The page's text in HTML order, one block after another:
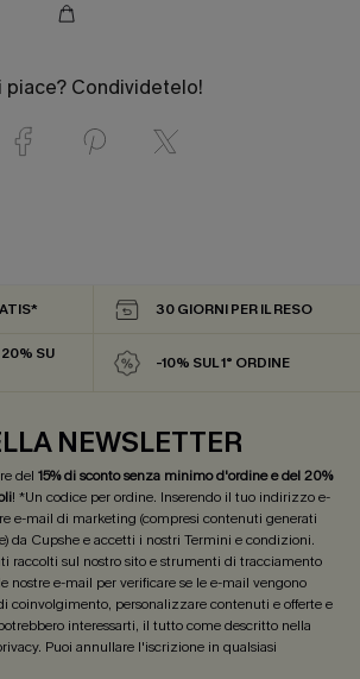
piace? Condividetelo!
30 GIORNI PER IL RESO
20% SU
-10% SUL 1° ORDINE
NEWSLETTER
del 15% di sconto senza minimo d'ordine e del 20%
! *Un codice per ordine. Inserendo il tuo indirizzo e-
e-mail di marketing (compresi contenuti generati
da Cupshe e accetti i nostri Termini e condizioni.
raccolti sul nostro sito e strumenti di tracciamento
nostre e-mail per verificare se le e-mail vengono
coinvolgimento, personalizzare contenuti e offerte e
interessarti, il tutto come descritto nella
. Puoi annullare l'iscrizione in qualsiasi